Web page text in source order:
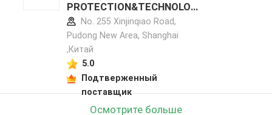
PROTECTION&TECHNOLOG
Y CO.,LTD профиль
производителя
No. 255 Xinjinqiao Road,
Pudong New Area, Shanghai
,Китай
5.0
Подтверженный
поставщик
Осмотрите больше